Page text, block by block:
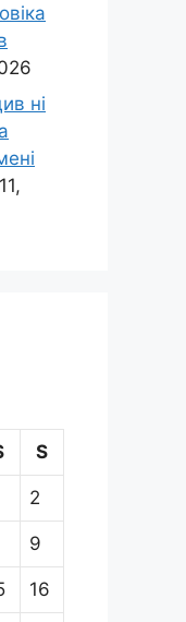
ні
S
2
9
16